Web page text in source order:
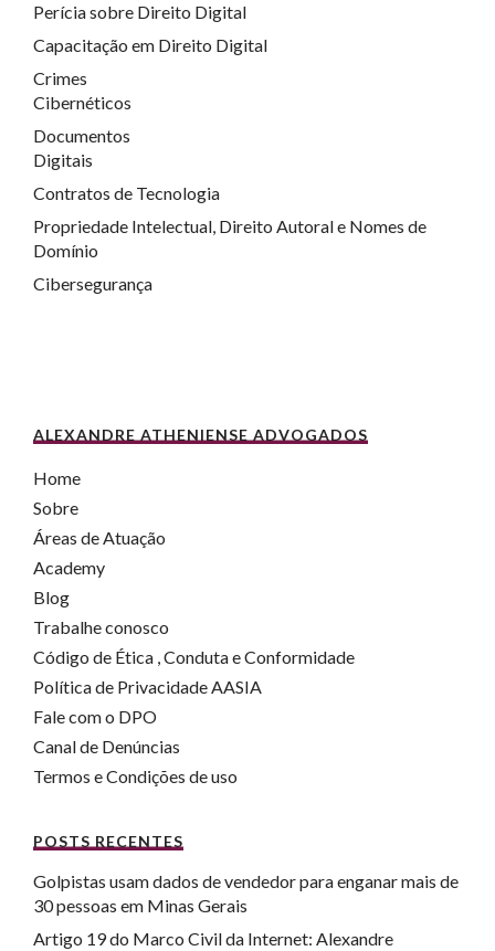
Perícia sobre Direito Digital
Capacitação em Direito Digital
Crimes
Cibernéticos
Documentos
Digitais
Contratos de Tecnologia
Propriedade Intelectual, Direito Autoral e Nomes de
Domínio
Cibersegurança
ALEXANDRE ATHENIENSE ADVOGADOS
Home
Sobre
Áreas de Atuação
Academy
Blog
Trabalhe conosco
Código de Ética , Conduta e Conformidade
Política de Privacidade AASIA
Fale com o DPO
Canal de Denúncias
Termos e Condições de uso
POSTS RECENTES
Golpistas usam dados de vendedor para enganar mais de
30 pessoas em Minas Gerais
Artigo 19 do Marco Civil da Internet: Alexandre